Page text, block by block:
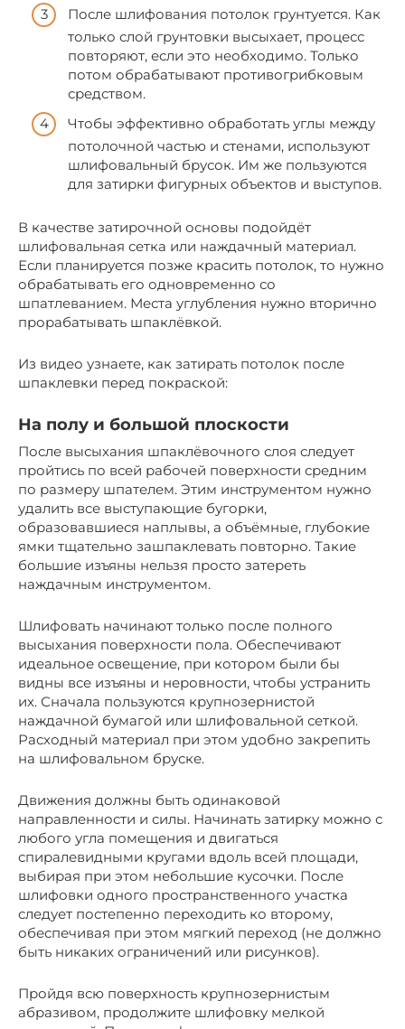
После шлифования потолок грунтуется. Как
только слой грунтовки высыхает, процесс
повторяют, если это необходимо. Только
потом обрабатывают противогрибковым
средством.
Чтобы эффективно обработать углы между
потолочной частью и стенами, используют
шлифовальный брусок. Им же пользуются
для затирки фигурных объектов и выступов.
В качестве затирочной основы подойдёт
шлифовальная сетка или наждачный материал.
Если планируется позже красить потолок, то нужно
обрабатывать его одновременно со
шпатлеванием. Места углубления нужно вторично
прорабатывать шпаклёвкой.
Из видео узнаете, как затирать потолок после
шпаклевки перед покраской:
На полу и большой плоскости
После высыхания шпаклёвочного слоя следует
пройтись по всей рабочей поверхности средним
по размеру шпателем. Этим инструментом нужно
удалить все выступающие бугорки,
образовавшиеся наплывы, а объёмные, глубокие
ямки тщательно зашпаклевать повторно. Такие
большие изъяны нельзя просто затереть
наждачным инструментом.
Шлифовать начинают только после полного
высыхания поверхности пола. Обеспечивают
идеальное освещение, при котором были бы
видны все изъяны и неровности, чтобы устранить
их. Сначала пользуются крупнозернистой
наждачной бумагой или шлифовальной сеткой.
Расходный материал при этом удобно закрепить
на шлифовальном бруске.
Движения должны быть одинаковой
направленности и силы. Начинать затирку можно с
любого угла помещения и двигаться
спиралевидными кругами вдоль всей площади,
выбирая при этом небольшие кусочки. После
шлифовки одного пространственного участка
следует постепенно переходить ко второму,
обеспечивая при этом мягкий переход (не должно
быть никаких ограничений или рисунков).
Пройдя всю поверхность крупнозернистым
абразивом, продолжите шлифовку мелкой